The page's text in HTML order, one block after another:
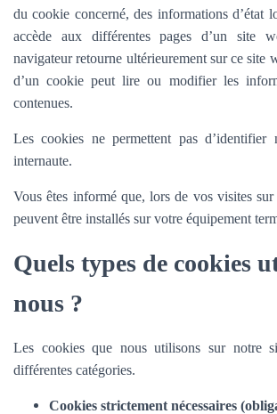
du cookie concerné, des informations d’état
accède aux différentes pages d’un site
navigateur retourne ultérieurement sur ce site
d’un cookie peut lire ou modifier les
contenues.
Les cookies ne permettent pas d’identifier
internaute.
Vous êtes informé que, lors de vos visites
peuvent être installés sur votre équipement
Quels types de cookies
nous ?
Les cookies que nous utilisons sur notre
différentes catégories.
Cookies strictement nécessaires